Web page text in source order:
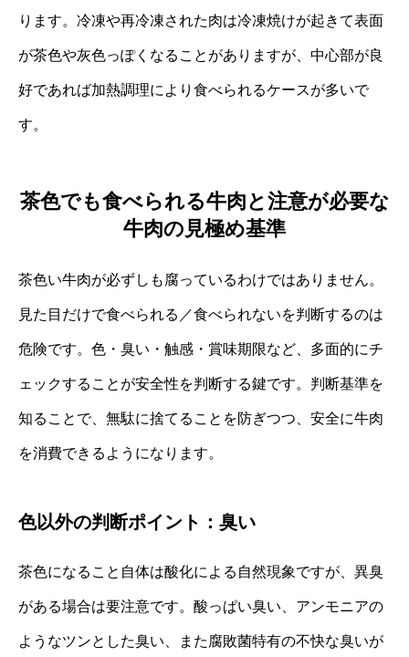
ります。冷凍や再冷凍された肉は冷凍焼けが起きて表面
が茶色や灰色っぽくなることがありますが、中心部が良
好であれば加熱調理により食べられるケースが多いで
す。
茶色でも食べられる牛肉と注意が必要な
牛肉の見極め基準
茶色い牛肉が必ずしも腐っているわけではありません。
見た目だけで食べられる／食べられないを判断するのは
危険です。色・臭い・触感・賞味期限など、多面的にチ
ェックすることが安全性を判断する鍵です。判断基準を
知ることで、無駄に捨てることを防ぎつつ、安全に牛肉
を消費できるようになります。
色以外の判断ポイント：臭い
茶色になること自体は酸化による自然現象ですが、異臭
がある場合は要注意です。酸っぱい臭い、アンモニアの
ようなツンとした臭い、また腐敗菌特有の不快な臭いが